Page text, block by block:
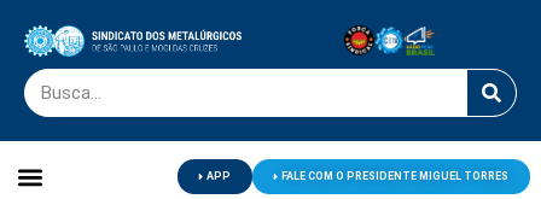
APP FALE COM O PRESIDENTE MIGUEL TORRES